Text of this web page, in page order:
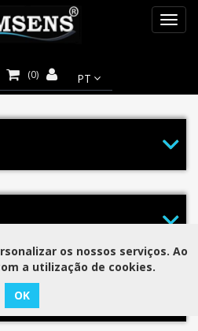
(0)
os nossos serviços. Ao
a utilização de cookies.